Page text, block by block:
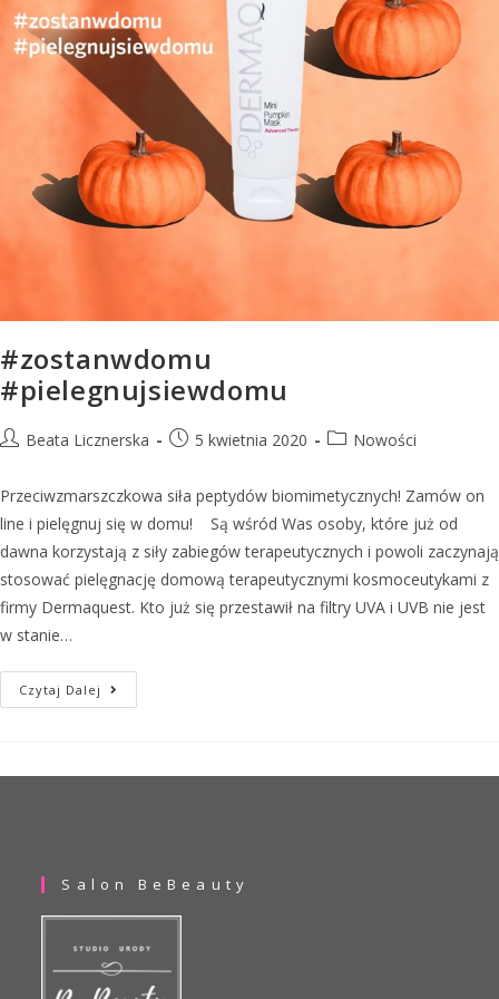
#zostanwdomu
#pielegnujsiewdomu
Beata Licznerska 5 kwietnia 2020 Nowości
Przeciwzmarszczkowa siła peptydów biomimetycznych! Zamów on
line i pielęgnuj się w domu! Są wśród Was osoby, które już od
dawna korzystają z siły zabiegów terapeutycznych i powoli zaczynają
stosować pielęgnację domową terapeutycznymi kosmoceutykami z
firmy Dermaquest. Kto już się przestawił na filtry UVA i UVB nie jest
w stanie…
Czytaj Dalej
Salon BeBeauty